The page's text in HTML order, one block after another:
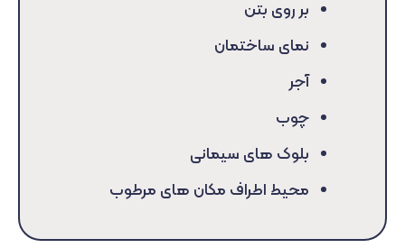
بر روی بتن
نمای ساختمان
آجر
چوب
بلوک های سیمانی
محیط اطراف مکان های مرطوب